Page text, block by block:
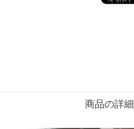
商品の詳細